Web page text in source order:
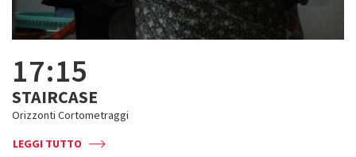
17:15
STAIRCASE
Orizzonti Cortometraggi
LEGGI TUTTO